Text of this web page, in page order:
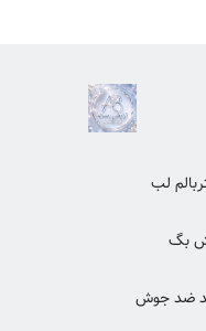
بالم لب
بگ
ضد جوش